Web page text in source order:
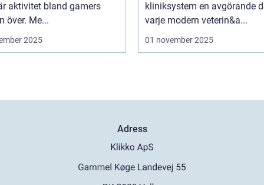
aktivitet bland gamers
över. Me...
2025
kliniksystem en avgörande
varje modern veterin&a...
01 november 2025
Adress